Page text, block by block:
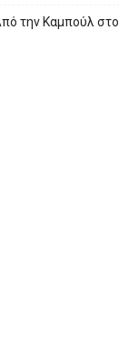
την Καμπούλ στο